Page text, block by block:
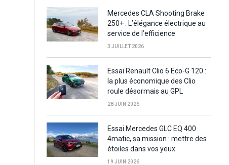
Mercedes CLA Shooting Brake
250+ : L’élégance électrique au
service de l’efficience
3 JUILLET 2026
Essai Renault Clio 6 Eco-G 120 :
la plus économique des Clio
roule désormais au GPL
28 JUIN 2026
Essai Mercedes GLC EQ 400
4matic, sa mission : mettre des
étoiles dans vos yeux
19 JUIN 2026